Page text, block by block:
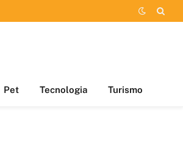
Pet Tecnologia Turismo